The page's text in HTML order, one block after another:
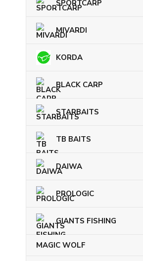
SPORTCARP
MIVARDI
KORDA
BLACK CARP
STARBAITS
TB BAITS
DAIWA
PROLOGIC
GIANTS FISHING
MAGIC WOLF